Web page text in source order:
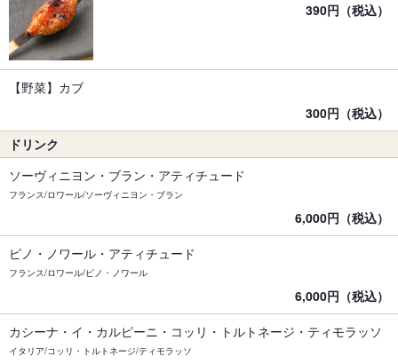
390円（税込）
【野菜】カブ
300円（税込）
ドリンク
ソーヴィニヨン・ブラン・アティチュード
フランス/ロワール/ソーヴィニヨン・ブラン
6,000円（税込）
ピノ・ノワール・アティチュード
フランス/ロワール/ピノ・ノワール
6,000円（税込）
カシーナ・イ・カルピーニ・コッリ・トルトネージ・ティモラッソ
イタリア/コッリ・トルトネージ/ティモラッソ